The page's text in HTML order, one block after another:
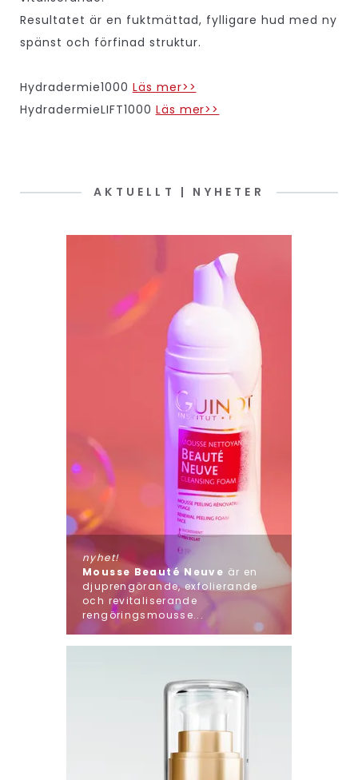
Resultatet är en fuktmättad, fylligare hud med ny
spänst och förfinad struktur.
Hydradermie1000 Läs mer>>
HydradermieLIFT1000 Läs mer>>
AKTUELLT | NYHETER
nyhet!
Mousse Beauté Neuve är en
djuprengörande, exfolierande
och revitaliserande
rengöringsmousse...